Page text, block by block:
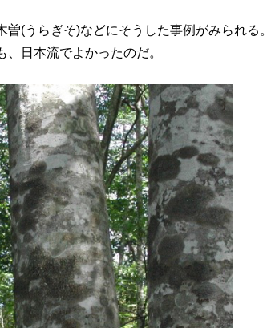
(うらぎそ)などにそうした事例がみられる。
日本流でよかったのだ。